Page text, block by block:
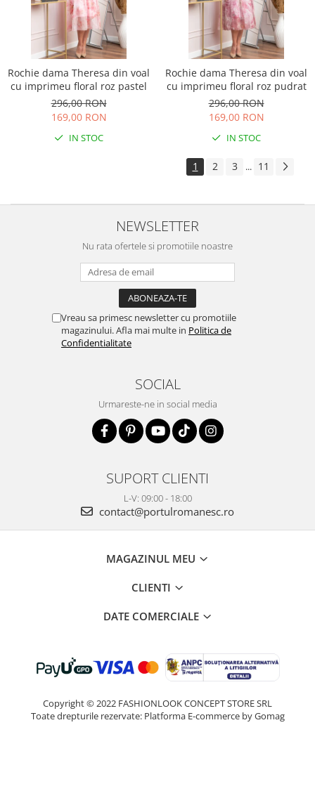
Rochie dama Theresa din voal
cu imprimeu floral roz pastel
296,00 RON
169,00 RON
IN STOC
Rochie dama Theresa din voal
cu imprimeu floral roz pudrat
296,00 RON
169,00 RON
IN STOC
1 2 3 ... 11
NEWSLETTER
Nu rata ofertele si promotiile noastre
Vreau sa primesc newsletter cu promotiile
magazinului. Afla mai multe in Politica de
Confidentialitate
SOCIAL
Urmareste-ne in social media
SUPORT CLIENTI
L-V: 09:00 - 18:00
contact@portulromanesc.ro
MAGAZINUL MEU
CLIENTI
DATE COMERCIALE
Copyright © 2022 FASHIONLOOK CONCEPT STORE SRL
Toate drepturile rezervate: Platforma E-commerce by Gomag